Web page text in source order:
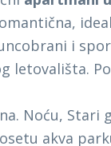
i
letovališta.
Noću, Stari
akva